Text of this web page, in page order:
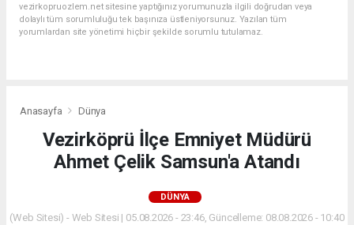
vezirkopruozlem.net sitesine yaptığınız yorumunuzla ilgili doğrudan veya
dolaylı tüm sorumluluğu tek başınıza üstleniyorsunuz. Yazılan tüm
yorumlardan site yönetimi hiçbir şekilde sorumlu tutulamaz.
Anasayfa Dünya
Vezirköprü İlçe Emniyet Müdürü
Ahmet Çelik Samsun'a Atandı
DÜNYA
(Web Sitesi) - Web Sitesi | 05.08.2026 - 23:46, Güncelleme: 08.08.2026 - 10:40